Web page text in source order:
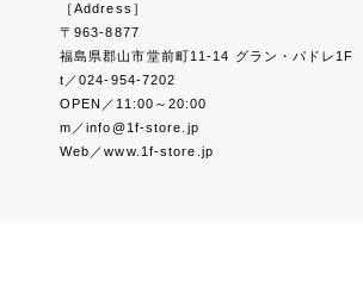
［Address］
〒963-8877
福島県郡山市堂前町11-14 グラン・パドレ1F
t／024-954-7202
OPEN／11:00～20:00
m／info@1f-store.jp
Web／www.1f-store.jp